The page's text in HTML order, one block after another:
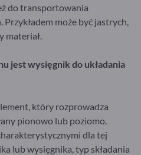
do transportowania
może być jastrych,
materiał.
jest wysięgnik do układania
który rozprowadza
pionowo lub poziomo.
dla tej
lub wysięgnika, typ składania